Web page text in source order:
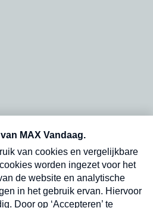
en dinsdagochtend in
Verzend